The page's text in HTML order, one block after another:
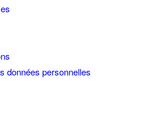
données personnelles